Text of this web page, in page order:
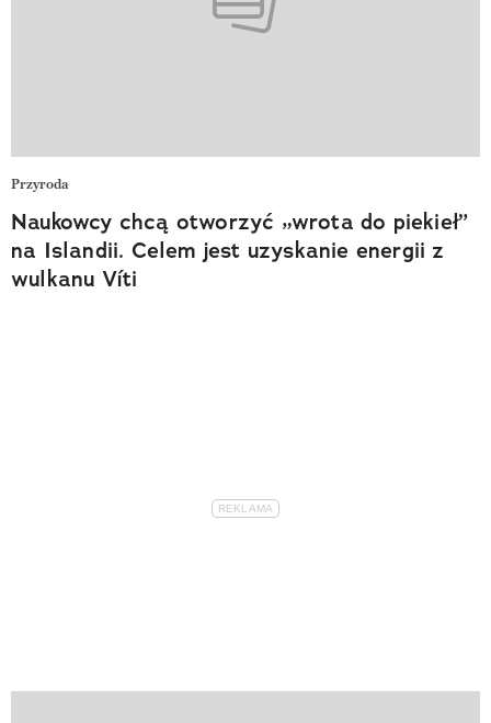
Przyroda
Naukowcy chcą otworzyć „wrota do piekieł”
na Islandii. Celem jest uzyskanie energii z
wulkanu Víti